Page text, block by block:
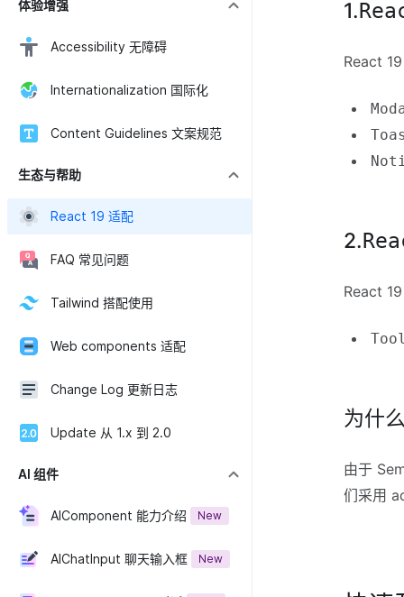
体验增强
Accessibility 无障碍
Internationalization 国际化
Content Guidelines 文案规范
生态与帮助
React 19 适配
FAQ 常见问题
Tailwind 搭配使用
Web components 适配
Change Log 更新日志
Update 从 1.x 到 2.0
AI 组件
AIComponent 能力介绍 New
AIChatInput 聊天输入框 New
1.
React
2.
React
为什
由于
们采用